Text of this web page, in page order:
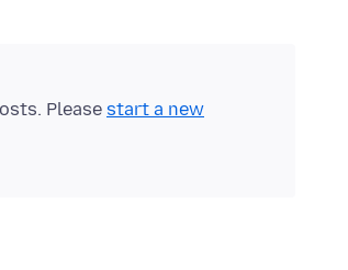
Please start a new